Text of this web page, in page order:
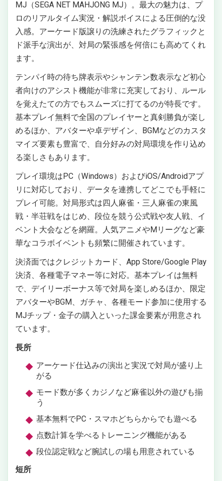
MJ（SEGA NET MAHJONG MJ）。最大の魅力は、プ
ロのリアルタイム実況・解説ボイスによる圧倒的な没
入感。アーケード版譲りの洗練されたグラフィックと
ド派手な演出が、対局の緊張感を何倍にも高めてくれ
ます。
テンパイ時の待ち牌表示やシャンテン数表示など初心
者向けのアシスト機能が非常に充実しており、ルール
を覚えたての方でもスムーズに打てるのが特長です。
基本プレイ無料で全国のプレイヤーと真剣勝負が楽し
めるほか、アバターや卓デザイン、BGMなどのカスタ
マイズ要素も豊富で、自分好みの対局環境を作り込め
る楽しさもあります。
プレイ環境はPC（Windows）およびiOS/Androidアプ
リに対応しており、データを連携してどこでも手軽に
プレイ可能。対局形式は四人麻雀・三人麻雀の東風
戦・半荘戦をはじめ、段位を競う公式戦や友人戦、イ
ベント大会などを網羅。人気アニメやMリーグなど豪
華なコラボイベントも頻繁に開催されています。
決済面ではクレジットカード、App Store/Google Play
決済、各種電子マネー等に対応。基本プレイは無料
で、デイリーボーナス等で対局を楽しめるほか、限定
アバターやBGM、ガチャ、各種モード参加に使用する
MJチップ・金子の購入といった課金要素が用意され
ています。
長所
アーケード仕込みの演出と実況で対局が盛り上
がる
モード数が多くカジノなど麻雀以外の遊びも揃
う
基本無料でPC・スマホどちらからでも遊べる
点数計算を学べるトレーニング機能がある
段位認定戦など腕試しの場も用意されている
短所